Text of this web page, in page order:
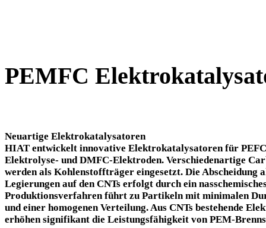
PEMFC
Neuartige Elektrokatalysatoren
HIAT entwickelt innovative Elektrokatalysatoren für
Elektrolyse- und DMFC-Elektroden. Verschiedenartige
werden als Kohlenstoffträger eingesetzt. Die Abscheidung
Legierungen auf den CNTs erfolgt durch ein
Produktionsverfahren führt zu Partikeln mit minimalen
und einer homogenen Verteilung. Aus CNTs bestehende
erhöhen signifikant die Leistungsfähigkeit von PEM-